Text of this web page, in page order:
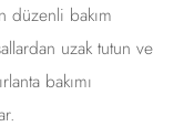
düzenli bakım
uzak tutun ve
bakımı